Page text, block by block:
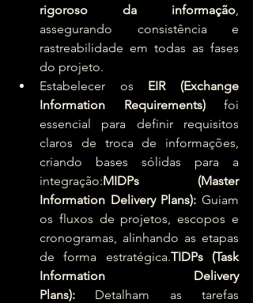
rigoroso da informação,
assegurando consistência e
rastreabilidade em todas as fases
do projeto.
Estabelecer os EIR (Exchange
Information Requirements) foi
essencial para definir requisitos
claros de troca de informações,
criando bases sólidas para a
integração:MIDPs (Master
Information Delivery Plans): Guiam
os fluxos de projetos, escopos e
cronogramas, alinhando as etapas
de forma estratégica.TIDPs (Task
Information Delivery
Plans): Detalham as tarefas